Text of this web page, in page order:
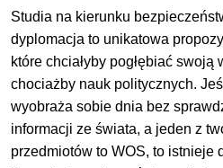
Studia na kierunku
dyplomacja to unikatowa
które chciałyby pogłębiać swoją
chociażby nauk politycznych.
wyobraża sobie dnia bez
informacji ze świata, a jeden z
przedmiotów to WOS, to istnieje